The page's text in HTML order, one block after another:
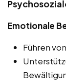
Emotionale
Führen